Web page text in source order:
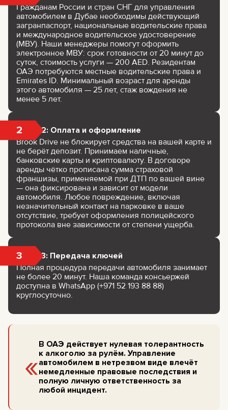
Гражданам России и стран СНГ для управления
автомобилем в Дубае необходимы действующий
загранпаспорт, национальные водительские права
и международное водительское удостоверение
(МВУ). Наши менеджеры помогут оформить
электронное МВУ: срок готовности от 20 минут до
суток, стоимость услуги — 200 AED. Резидентам
ОАЭ потребуются местные водительские права и
Emirates ID. Минимальный возраст для аренды
этого автомобиля — 25 лет, стаж вождения не
менее 5 лет.
2 Шаг 2: Оплата и оформление
Brook Drive не блокирует средства на вашей карте и
не берёт депозит. Принимаем наличные,
банковские карты и криптовалюту. В договоре
аренды чётко прописана сумма страховой
франшизы, применяемой при ДТП по вашей вине
— она фиксирована и зависит от модели
автомобиля. Любое повреждение, включая
незначительный контакт на парковке в ваше
отсутствие, требует оформления полицейского
протокола вне зависимости от степени ущерба.
3 Шаг 3: Передача ключей
Полная процедура передачи автомобиля занимает
не более 20 минут. Наша команда консьержей
доступна в WhatsApp (+971 52 193 88 88)
круглосуточно.
«
В ОАЭ действует нулевая толерантность
к алкоголю за рулём. Управление
автомобилем в нетрезвом виде влечёт
немедленные правовые последствия и
полную личную ответственность за
любой инцидент.